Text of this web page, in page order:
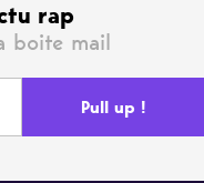
rap
boite mail